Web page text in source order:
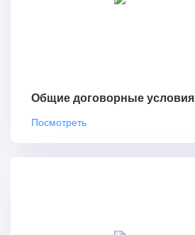
Общие договорные условия
Посмотреть